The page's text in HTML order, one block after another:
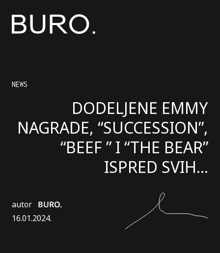
NEWS
DODELJENE EMMY
NAGRADE, “SUCCESSION”,
“BEEF ” I “THE BEAR”
ISPRED SVIH…
autor BURO.
16.01.2024.